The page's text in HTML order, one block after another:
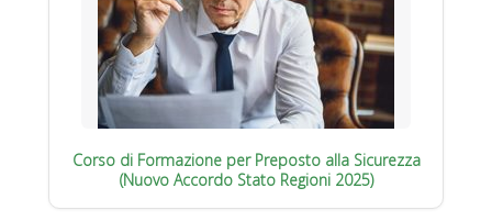
Corso di Formazione per Preposto alla Sicurezza
(Nuovo Accordo Stato Regioni 2025)